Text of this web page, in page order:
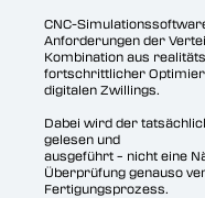
CNC-
Anforderungen der
Kombination aus
fortschrittlicher
digitalen Zwillings.
Dabei wird der
gelesen und
ausgeführt – nicht eine
Überprüfung genauso
Fertigungsprozess.